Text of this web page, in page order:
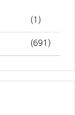
(1)
(691)